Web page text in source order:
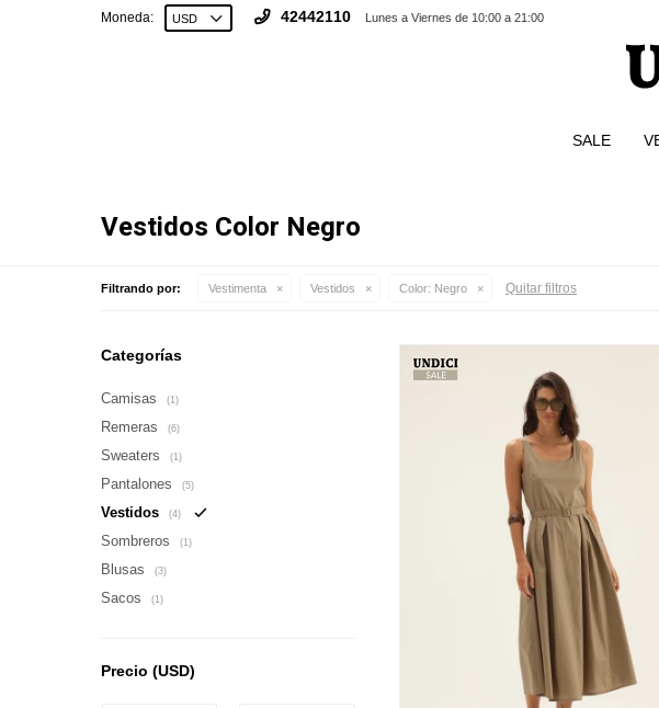
SALE
42442110 Lunes a Viernes de 10:00 a 21:00
Moneda:
Vestidos Color Negro
Filtrando por: Vestimenta Vestidos Color: Negro Quitar filtros
Categorías
Camisas (1)
Remeras (6)
Sweaters (1)
Pantalones (5)
Vestidos (4)
Sombreros (1)
Blusas (3)
Sacos (1)
Precio (USD)